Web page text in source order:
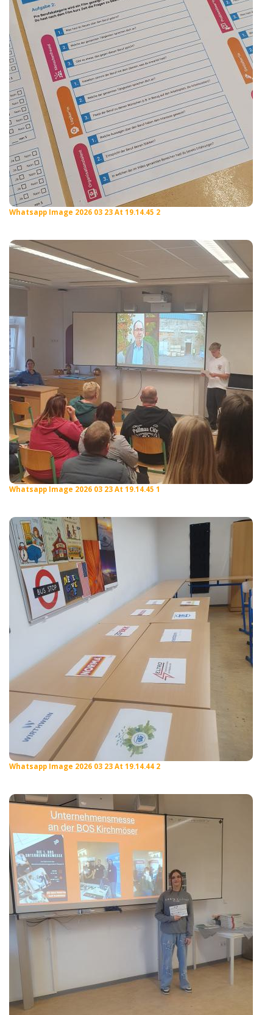
Whatsapp Image 2026 03 23 At 19.14.45 2
Whatsapp Image 2026 03 23 At 19.14.45 1
Whatsapp Image 2026 03 23 At 19.14.44 2